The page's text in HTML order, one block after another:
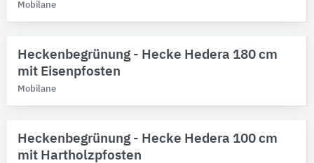
Mobilane
Heckenbegrünung - Hecke Hedera 180 cm
mit Eisenpfosten
Mobilane
Heckenbegrünung - Hecke Hedera 100 cm
mit Hartholzpfosten